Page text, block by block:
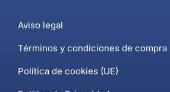
Aviso legal
Términos y condiciones de compra
Política de cookies (UE)